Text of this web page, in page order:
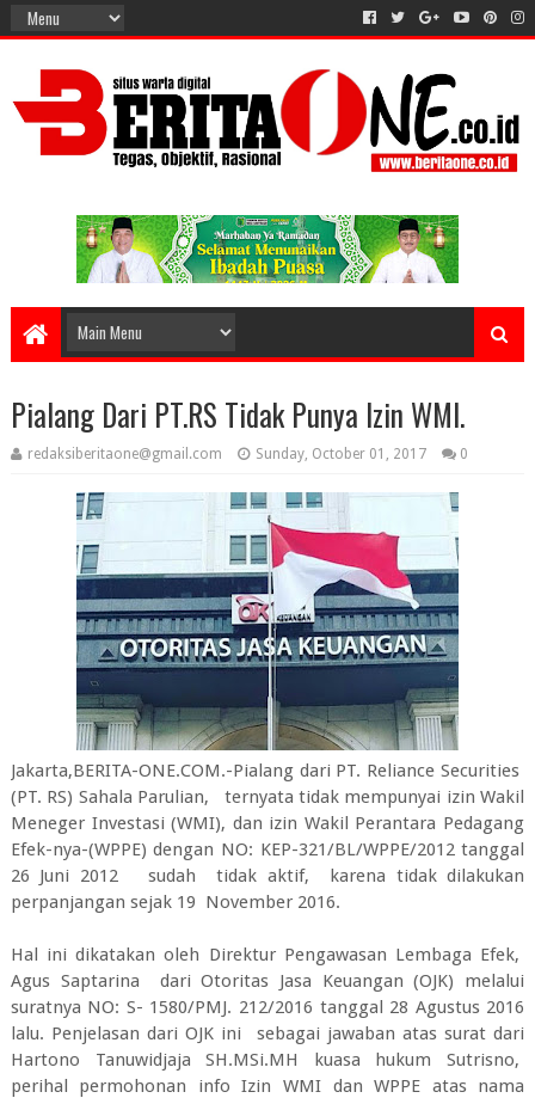
Pialang Dari PT.RS Tidak Punya Izin WMI.
redaksiberitaone@gmail.com Sunday, October 01, 2017 0
Jakarta,BERITA-ONE.COM.-Pialang dari PT. Reliance Securities
(PT. RS) Sahala Parulian, ternyata tidak mempunyai izin Wakil
Meneger Investasi (WMI), dan izin Wakil Perantara Pedagang
Efek-nya-(WPPE) dengan NO: KEP-321/BL/WPPE/2012 tanggal
26 Juni 2012 sudah tidak aktif, karena tidak dilakukan
perpanjangan sejak 19 November 2016.
Hal ini dikatakan oleh Direktur Pengawasan Lembaga Efek,
Agus Saptarina dari Otoritas Jasa Keuangan (OJK) melalui
suratnya NO: S- 1580/PMJ. 212/2016 tanggal 28 Agustus 2016
lalu. Penjelasan dari OJK ini sebagai jawaban atas surat dari
Hartono Tanuwidjaja SH.MSi.MH kuasa hukum Sutrisno,
perihal permohonan info Izin WMI dan WPPE atas nama